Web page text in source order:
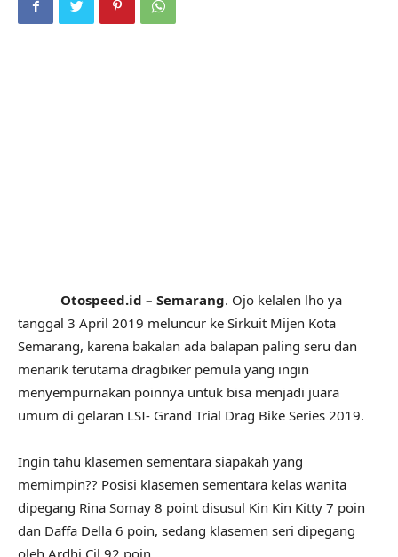
Otospeed.id – Semarang. Ojo kelalen lho ya
tanggal 3 April 2019 meluncur ke Sirkuit Mijen Kota
Semarang, karena bakalan ada balapan paling seru dan
menarik terutama dragbiker pemula yang ingin
menyempurnakan poinnya untuk bisa menjadi juara
umum di gelaran LSI- Grand Trial Drag Bike Series 2019.
Ingin tahu klasemen sementara siapakah yang
memimpin?? Posisi klasemen sementara kelas wanita
dipegang Rina Somay 8 point disusul Kin Kin Kitty 7 poin
dan Daffa Della 6 poin, sedang klasemen seri dipegang